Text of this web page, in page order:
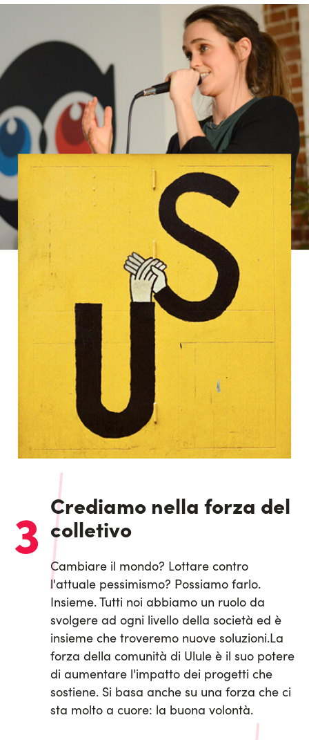
3 Crediamo nella forza del
colletivo
Cambiare il mondo? Lottare contro
l'attuale pessimismo? Possiamo farlo.
Insieme. Tutti noi abbiamo un ruolo da
svolgere ad ogni livello della società ed è
insieme che troveremo nuove soluzioni.La
forza della comunità di Ulule è il suo potere
di aumentare l'impatto dei progetti che
sostiene. Si basa anche su una forza che ci
sta molto a cuore: la buona volontà.